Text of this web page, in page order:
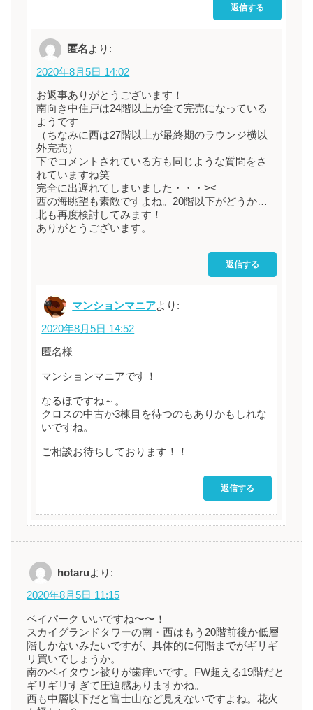
返信する
匿名より:
2020年8月5日 14:02
お返事ありがとうございます！
南向き中住戸は24階以上が全て完売になっている
ようです
（ちなみに西は27階以上が最終期のラウンジ横以
外完売）
下でコメントされている方も同じような質問をさ
れていますね笑
完全に出遅れてしまいました・・・><
西の海眺望も素敵ですよね。20階以下がどうか…
北も再度検討してみます！
ありがとうございます。
返信する
マンションマニアより:
2020年8月5日 14:52
匿名様
マンションマニアです！
なるほですね～。
クロスの中古か3棟目を待つのもありかもしれな
いですね。
ご相談お待ちしております！！
返信する
hotaruより:
2020年8月5日 11:15
ベイパーク いいですね〜〜！
スカイグランドタワーの南・西はもう20階前後か低層
階しかないみたいですが、具体的に何階までがギリギ
リ買いでしょうか。
南のベイタウン被りが歯痒いです。FW超える19階だと
ギリギリすぎて圧迫感ありますかね。
西も中層以下だと富士山など見えないですよね。花火